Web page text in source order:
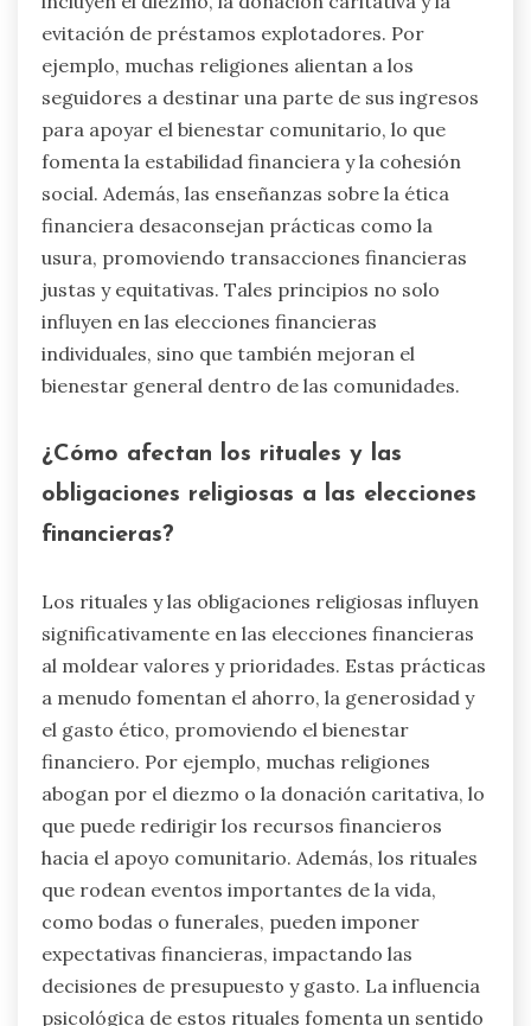
evitación de préstamos explotadores. Por
ejemplo, muchas religiones alientan a los
seguidores a destinar una parte de sus ingresos
para apoyar el bienestar comunitario, lo que
fomenta la estabilidad financiera y la cohesión
social. Además, las enseñanzas sobre la ética
financiera desaconsejan prácticas como la
usura, promoviendo transacciones financieras
justas y equitativas. Tales principios no solo
influyen en las elecciones financieras
individuales, sino que también mejoran el
bienestar general dentro de las comunidades.
¿Cómo afectan los rituales y las
obligaciones religiosas a las elecciones
financieras?
Los rituales y las obligaciones religiosas influyen
significativamente en las elecciones financieras
al moldear valores y prioridades. Estas prácticas
a menudo fomentan el ahorro, la generosidad y
el gasto ético, promoviendo el bienestar
financiero. Por ejemplo, muchas religiones
abogan por el diezmo o la donación caritativa, lo
que puede redirigir los recursos financieros
hacia el apoyo comunitario. Además, los rituales
que rodean eventos importantes de la vida,
como bodas o funerales, pueden imponer
expectativas financieras, impactando las
decisiones de presupuesto y gasto. La influencia
psicológica de estos rituales fomenta un sentido